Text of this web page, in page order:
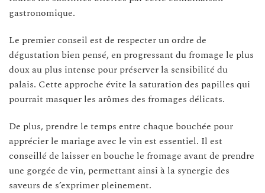
gastronomique.
Le premier conseil est de respecter un ordre de
dégustation bien pensé, en progressant du fromage le plus
doux au plus intense pour préserver la sensibilité du
palais. Cette approche évite la saturation des papilles qui
pourrait masquer les arômes des fromages délicats.
De plus, prendre le temps entre chaque bouchée pour
apprécier le mariage avec le vin est essentiel. Il est
conseillé de laisser en bouche le fromage avant de prendre
une gorgée de vin, permettant ainsi à la synergie des
saveurs de s’exprimer pleinement.